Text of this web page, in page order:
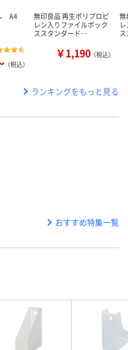
A4
（税込）
無印良品 再生ポリプロピ
レン入りファイルボック
ススタンダード…
￥1,190 （税込）
無
ランキングをもっと見る
おすすめ特集一覧